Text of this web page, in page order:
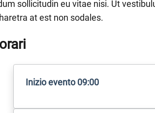
sollicitudin eu vitae nisi. Ut
at est non sodales.
Inizio evento 09:00